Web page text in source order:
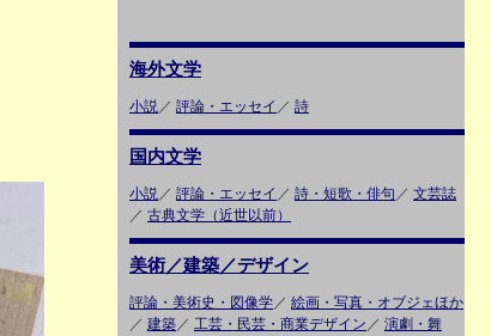
海外文学
小説／ 評論・エッセイ ／ 詩
国内文学
小説／ 評論・エッセイ ／ 詩・短歌・俳句 ／ 文芸誌
／ 古典文学（近世以前）
美術／建築／デザイン
評論・美術史・図像学／ 絵画・写真・オブジェほか
／ 建築／ 工芸・民芸・商業デザイン ／ 演劇・舞